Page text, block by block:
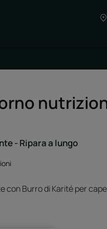
- Ripara a lungo
con Burro di Karité per